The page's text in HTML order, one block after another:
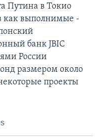
Путина в Токио
как выполнимые -
банк JBIC
России
размером около
проекты